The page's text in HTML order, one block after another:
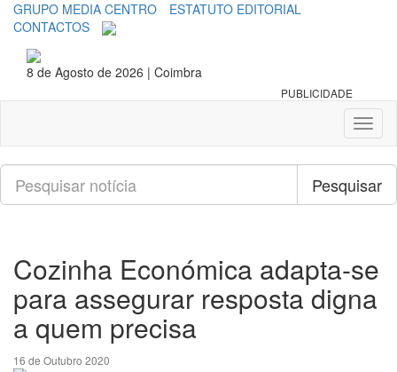
GRUPO MEDIA CENTRO
ESTATUTO EDITORIAL
CONTACTOS
8 de Agosto de 2026 | Coimbra
PUBLICIDADE
Pesquisar
Pesquisar
Cozinha Económica adapta-se
para assegurar resposta digna
a quem precisa
16 de Outubro 2020